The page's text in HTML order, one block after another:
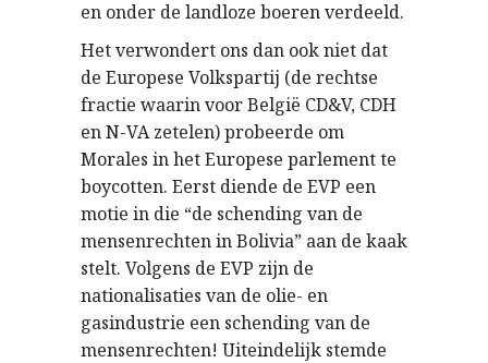
en onder de landloze boeren verdeeld.
Het verwondert ons dan ook niet dat
de Europese Volkspartij (de rechtse
fractie waarin voor België CD&V, CDH
en N-VA zetelen) probeerde om
Morales in het Europese parlement te
boycotten. Eerst diende de EVP een
motie in die “de schending van de
mensenrechten in Bolivia” aan de kaak
stelt. Volgens de EVP zijn de
nationalisaties van de olie- en
gasindustrie een schending van de
mensenrechten! Uiteindelijk stemde